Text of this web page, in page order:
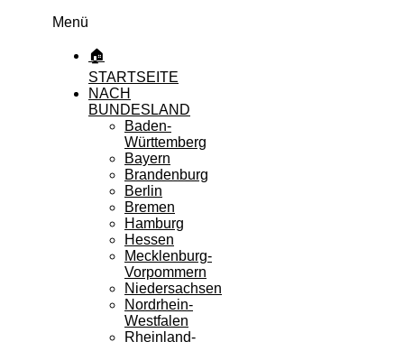
Menü
🏠
STARTSEITE
NACH
BUNDESLAND
Baden-
Württemberg
Bayern
Brandenburg
Berlin
Bremen
Hamburg
Hessen
Mecklenburg-
Vorpommern
Niedersachsen
Nordrhein-
Westfalen
Rheinland-